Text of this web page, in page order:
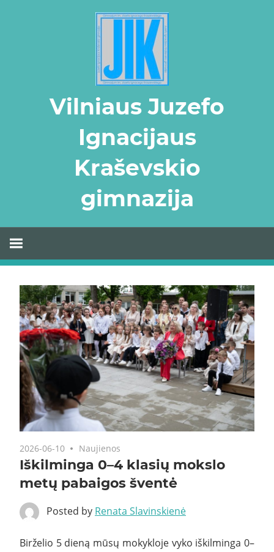
Vilniaus Juzefo
Ignacijaus
Kraševskio
gimnazija
2026-06-10 Naujienos
Iškilminga 0–4 klasių mokslo
metų pabaigos šventė
Posted by Renata Slavinskienė
Birželio 5 dieną mūsų mokykloje vyko iškilminga 0–